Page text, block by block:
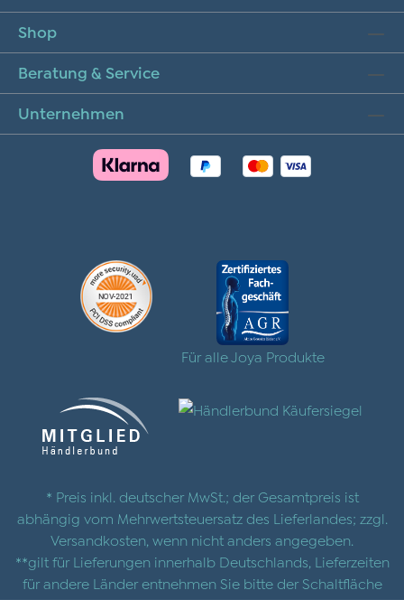
Shop
Beratung & Service
Unternehmen
Für alle Joya Produkte
* Preis inkl. deutscher MwSt.; der Gesamtpreis ist
abhängig vom Mehrwertsteuersatz des Lieferlandes; zzgl.
Versandkosten , wenn nicht anders angegeben.
**gilt für Lieferungen innerhalb Deutschlands, Lieferzeiten
für andere Länder entnehmen Sie bitte der Schaltfläche
mit denVersandinformationen